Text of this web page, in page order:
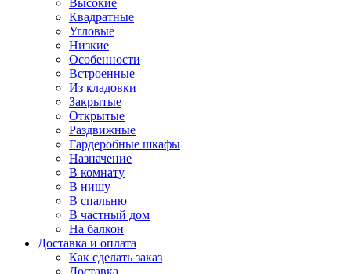
Высокие
Квадратные
Угловые
Низкие
Особенности
Встроенные
Из кладовки
Закрытые
Открытые
Раздвижные
Гардеробные шкафы
Назначение
В комнату
В нишу
В спальню
В частный дом
На балкон
Доставка и оплата
Как сделать заказ
Доставка